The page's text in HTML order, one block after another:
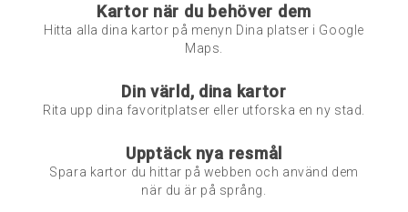
Kartor när du behöver dem
Hitta alla dina kartor på menyn Dina platser i Google
Maps.
Din värld, dina kartor
Rita upp dina favoritplatser eller utforska en ny stad.
Upptäck nya resmål
Spara kartor du hittar på webben och använd dem
när du är på språng.